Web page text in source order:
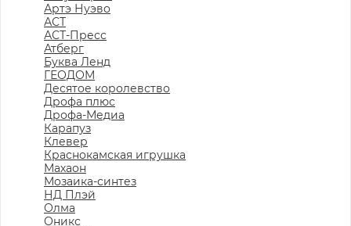
Артэ Нуэво
АСТ
АСТ-Пресс
Атберг
Буква Ленд
ГЕОДОМ
Десятое королевство
Дрофа плюс
Дрофа-Медиа
Карапуз
Клевер
Краснокамская игрушка
Махаон
Мозаика-синтез
НД Плэй
Олма
Оникс